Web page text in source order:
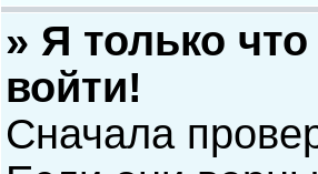
» Я только
войти!
Сначала